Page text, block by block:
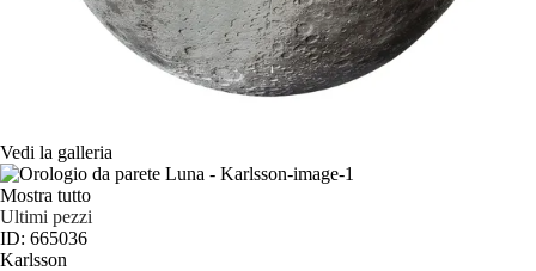
Vedi la galleria
Mostra tutto
Ultimi pezzi
ID: 665036
Karlsson